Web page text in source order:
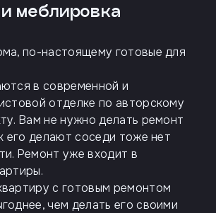
меблировка
по-настоящему готовые для
в современной и
отделке по авторскому
Вам не нужно делать ремонт
его делают соседи тоже нет
Ремонт уже входит в
с готовым ремонтом
чем делать его своими